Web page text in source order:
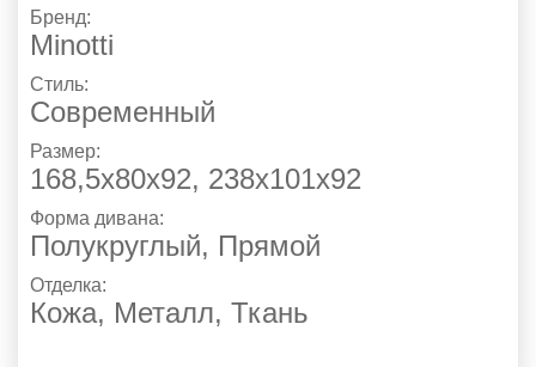
Бренд:
Minotti
Стиль:
Современный
Размер:
168,5x80x92, 238x101x92
Форма дивана:
Полукруглый, Прямой
Отделка:
Кожа, Металл, Ткань